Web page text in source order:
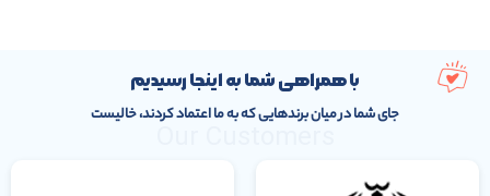
با همراهی شما به اینجا رسیدیم
جای شما در میان برندهایی که به ما اعتماد کردند، خالیست